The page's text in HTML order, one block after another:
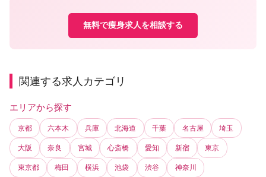
無料で痩身求人を相談する
関連する求人カテゴリ
エリアから探す
京都 六本木 兵庫 北海道 千葉 名古屋 埼玉
大阪 奈良 宮城 心斎橋 愛知 新宿 東京
東京都 梅田 横浜 池袋 渋谷 神奈川